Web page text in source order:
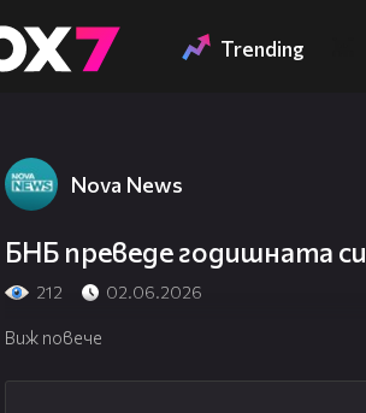
Trending
Nova News
БНБ преведе годишната
212 02.06.2026
Виж повече